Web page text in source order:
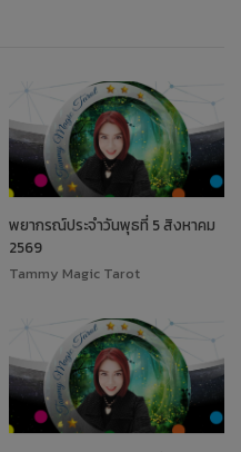
พยากรณ์ประจำวันพุธที่ 5 สิงหาคม
2569
Tammy Magic Tarot